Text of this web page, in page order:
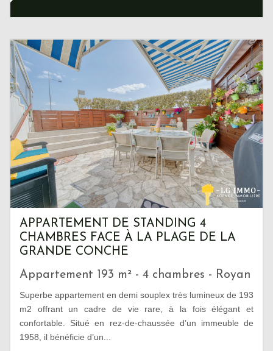
APPARTEMENT DE STANDING 4
CHAMBRES FACE À LA PLAGE DE LA
GRANDE CONCHE
Appartement 193 m² - 4 chambres - Royan
Superbe appartement en demi souplex très lumineux de 193
m2 offrant un cadre de vie rare, à la fois élégant et
confortable. Situé en rez-de-chaussée d’un immeuble de
1958, il bénéficie d’un...